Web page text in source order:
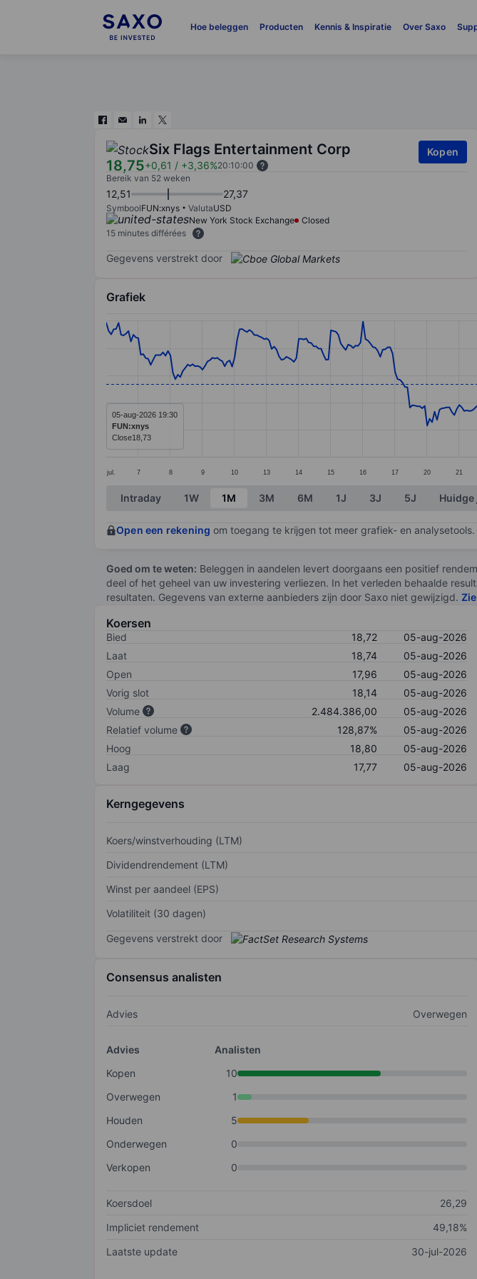
Hoe beleggen Producten Kennis & Inspiratie Over Saxo
Six Flags Entertainment Corp
18,75+0,61 / +3,36%20:10:00
Kopen
Bereik van 52 weken
12,51 27,37
SymboolFUN:xnys ValutaUSD
New York Stock Exchange
Closed
15 minutes différées
Gegevens verstrekt door
Grafiek
Line chart with 295 data points.
The chart has 1 X axis displaying categories.
The chart has 1 Y axis displaying values. Data ranges from 16.49 to
jul. 7 8 9 10 13 14 15 16 17 20 21
05-aug-2026 19:30
FUN:xnys
Close18,73
End of interactive chart.
Intraday 1W 1M 3M 6M 1J 3J 5J Huidge
Open een rekening om toegang te krijgen tot meer grafiek- en analysetools.
Goed om te weten: Beleggen in aandelen levert doorgaans een positief
deel of het geheel van uw investering verliezen. In het verleden behaalde
resultaten. Gegevens van externe aanbieders zijn door Saxo niet gewijzigd.
Koersen
Bied 18,72
05-aug-2026
Laat
18,74
05-aug-2026
Open
17,96
05-aug-2026
Vorig slot
18,14
05-aug-2026
Volume
2.484.386,00
05-aug-2026
Relatief volume
128,87%
05-aug-2026
Hoog
18,80
05-aug-2026
Laag
17,77 05-aug-2026
Kerngegevens
Koers/winstverhouding (LTM)
Dividendrendement (LTM)
Winst per aandeel (EPS)
Volatiliteit (30 dagen)
Gegevens verstrekt door
Consensus analisten
Advies Overwegen
Advies
Analisten
Kopen
10
Overwegen
1
Houden
5
Onderwegen
0
Verkopen
0
Koersdoel
26,29
Impliciet rendement
49,18%
Laatste update
30-jul-2026